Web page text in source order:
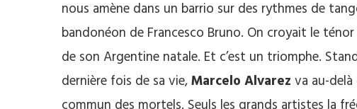
nous amène dans un barrio sur des rythmes de
bandonéon de Francesco Bruno. On croyait le
de son Argentine natale. Et c’est un triomphe.
dernière fois de sa vie,Marcelo Alvarez va au-